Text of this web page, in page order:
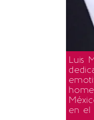
Luis
en el